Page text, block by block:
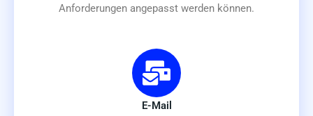
Anforderungen angepasst werden können.
E-Mail